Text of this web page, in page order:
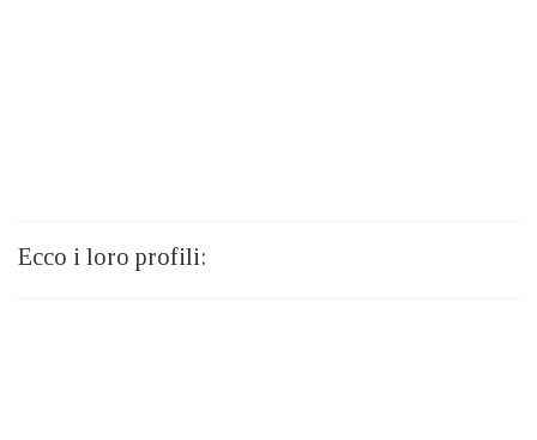
Ecco i loro profili: